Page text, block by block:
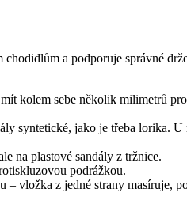
a podporuje správné
kolem sebe několik milimetrů
syntetické, jako je třeba lorika.
na plastové sandály z tržnice.
podrážkou.
vložka z jedné strany masíruje,